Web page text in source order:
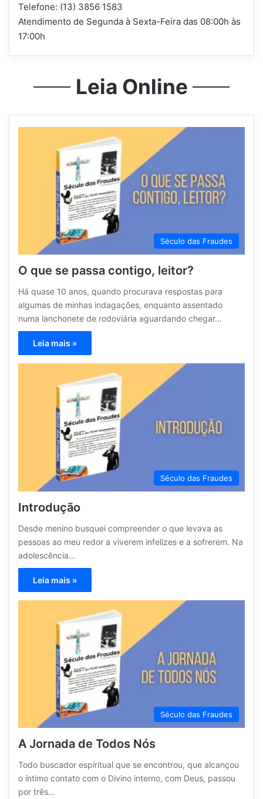
Telefone: (13) 3856 1583
Atendimento de Segunda à Sexta-Feira das 08:00h às
17:00h
Leia Online
Século das Fraudes
O que se passa contigo, leitor?
Há quase 10 anos, quando procurava respostas para
algumas de minhas indagações, enquanto assentado
numa lanchonete de rodoviária aguardando chegar…
Leia mais »
Século das Fraudes
Introdução
Desde menino busquei compreender o que levava as
pessoas ao meu redor a viverem infelizes e a sofrerem. Na
adolescência…
Leia mais »
Século das Fraudes
A Jornada de Todos Nós
Todo buscador espiritual que se encontrou, que alcançou
o íntimo contato com o Divino interno, com Deus, passou
por três…